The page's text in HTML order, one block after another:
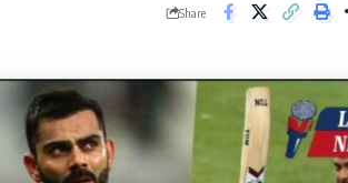
Share